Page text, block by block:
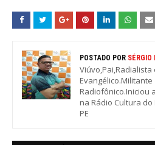
POSTADO POR SÉRGIO
Viúvo,Pai,Radialista
Evangélico.Militante
Radiofônico.Iniciou
na Rádio Cultura
PE